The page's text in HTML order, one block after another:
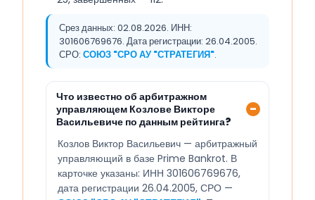
Срез данных: 02.08.2026. ИНН:
301606769676. Дата регистрации: 26.04.2005.
СРО: СОЮЗ "СРО АУ "СТРАТЕГИЯ".
Что известно об арбитражном
управляющем Козлове Викторе
Васильевиче по данным рейтинга?
Козлов Виктор Васильевич — арбитражный
управляющий в базе Prime Bankrot. В
карточке указаны: ИНН 301606769676,
дата регистрации 26.04.2005, СРО —